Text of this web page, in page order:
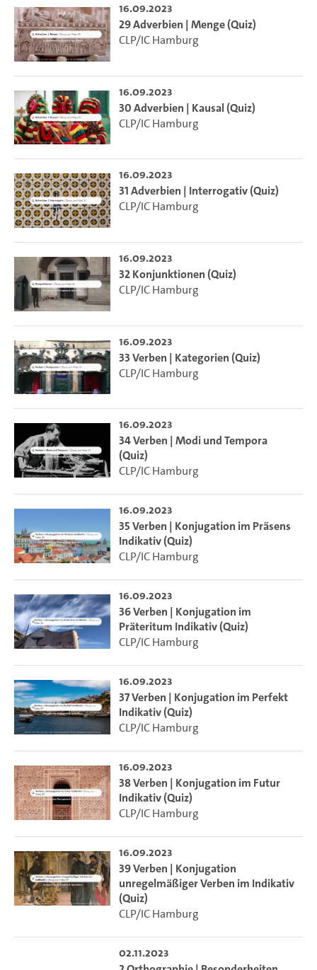
16.09.2023
29 Adverbien | Menge (Quiz)
CLP/IC Hamburg
16.09.2023
30 Adverbien | Kausal (Quiz)
CLP/IC Hamburg
16.09.2023
31 Adverbien | Interrogativ (Quiz)
CLP/IC Hamburg
16.09.2023
32 Konjunktionen (Quiz)
CLP/IC Hamburg
16.09.2023
33 Verben | Kategorien (Quiz)
CLP/IC Hamburg
16.09.2023
34 Verben | Modi und Tempora
(Quiz)
CLP/IC Hamburg
16.09.2023
35 Verben | Konjugation im Präsens
Indikativ (Quiz)
CLP/IC Hamburg
16.09.2023
36 Verben | Konjugation im
Präteritum Indikativ (Quiz)
CLP/IC Hamburg
16.09.2023
37 Verben | Konjugation im Perfekt
Indikativ (Quiz)
CLP/IC Hamburg
16.09.2023
38 Verben | Konjugation im Futur
Indikativ (Quiz)
CLP/IC Hamburg
16.09.2023
39 Verben | Konjugation
unregelmäßiger Verben im Indikativ
(Quiz)
CLP/IC Hamburg
02.11.2023